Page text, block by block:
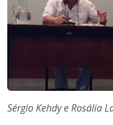
Sérgio Kehdy e Rosália